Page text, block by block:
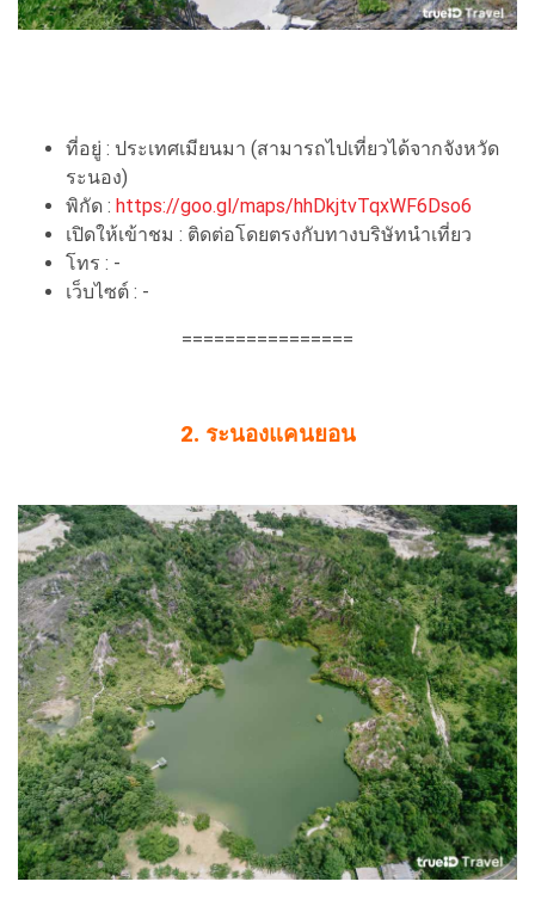
ที่อยู่ : ประเทศเมียนมา (สามารถไปเที่ยวได้จากจังหวัด
ระนอง)
พิกัด : https://goo.gl/maps/hhDkjtvTqxWF6Dso6
เปิดให้เข้าชม : ติดต่อโดยตรงกับทางบริษัทนำเที่ยว
โทร : -
เว็บไซต์ : -
================
2. ระนองแคนยอน